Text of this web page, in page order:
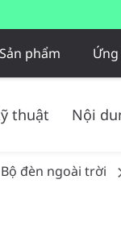
Sản phẩm
thuật Nội
Bộ đèn ngoài trời